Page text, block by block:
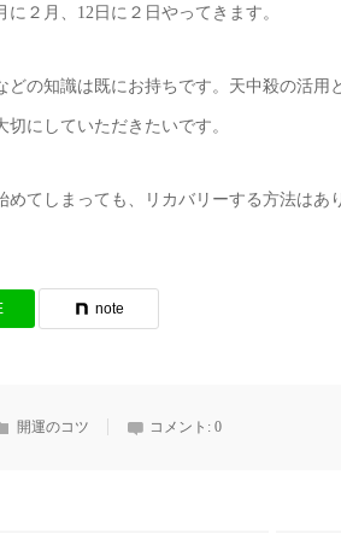
２月、12日に２日やってきます。
どの知識は既にお持ちです。天中殺の活
にしていただきたいです。
てしまっても、リカバリーする方法はあ
note
開運のコツ コメント: 0